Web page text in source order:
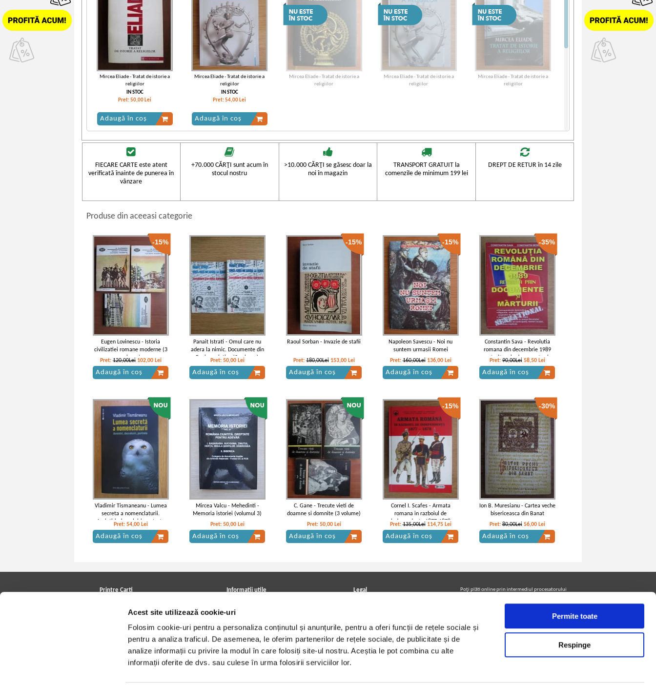
Acest site utilizează cookie-uri
Folosim cookie-uri pentru a personaliza conținutul și anunțurile, pentru a oferi funcții de rețele sociale și
pentru a analiza traficul. De asemenea, le oferim partenerilor de rețele sociale, de publicitate și de
analize informații cu privire la modul în care folosiți site-ul nostru. Aceștia le pot combina cu alte
informații oferite de dvs. sau culese în urma folosirii serviciilor lor.
Permite toate
Respinge
Mircea Eliade - Tratat de istorie a
religiilor
IN STOC
Pret:50,00 Lei
Adaugă în coș
Mircea Eliade - Tratat de istorie a
religiilor
IN STOC
Pret:54,00 Lei
Adaugă în coș
Mircea Eliade - Tratat de istorie a
religiilor
Mircea Eliade - Tratat de istorie a
religiilor
Mircea Eliade - Tratat de istorie a
religiilor
Mircea Eliade - Tratat de istorie a
religiilor
Mircea Eliade - Tratat de istorie a
FIECARE CARTE este atent
verificată înainte de punerea în
vânzare
+70.000 CĂRŢI sunt acum în
stocul nostru
>10.000 CĂRŢI se găsesc doar la
noi în magazin
TRANSPORT GRATUIT la
comenzile de minimum 199 lei
DREPT DE RETUR în 14 zile
Produse din aceeasi categorie
-15%
Eugen Lovinescu - Istoria
civilizatiei romane moderne (3
volume)
Pret: 120,00Lei 102,00 Lei
Adaugă în coș
Panait Istrati - Omul care nu
adera la nimic. Documente din
Rusia sovietica (2 volume)
Pret: 50,00 Lei
Adaugă în coș
-15%
Raoul Sorban - Invazie de stafii
Pret:180,00Lei 153,00 Lei
Adaugă în coș
-15%
Napoleon Savescu - Noi nu
suntem urmasii Romei
Pret:160,00Lei 136,00 Lei
Adaugă în coș
-35%
Constantin Sava - Revolutia
romana din decembrie 1989
retraita prin documente si
marturii
Pret:90,00Lei 58,50 Lei
Adaugă în coș
Vladimir Tismaneanu - Lumea
secreta a nomenclaturii.
Amintiri, dezvaluiri, portrete
Pret: 54,00 Lei
Adaugă în coș
Mircea Valcu - Mehedinti -
Memoria istoriei (volumul 3)
Pret: 50,00 Lei
Adaugă în coș
C. Gane - Trecute vieti de
doamne si domnite (3 volume)
Pret: 50,00 Lei
Adaugă în coș
-15%
Cornel I. Scafes - Armata
romana in razboiul de
independenta 1877-1878
Pret:135,00Lei 114,75 Lei
Adaugă în coș
-30%
Ion B. Muresianu - Cartea veche
bisericeasca din Banat
Pret:80,00Lei 56,00 Lei
Adaugă în coș
Printre Carti
Cele mai căutate cărți
Blog Printre Carti
Cărţi sub 5 lei
Cărţi sub 8 lei
Artiști/Trupe
Informatii utile
Achizitii viniluri, casete, CD/DVD
Cum cumpar?
Politica de livrare
Retur comenzi
Angajari - Cariere
Legal
Termeni si conditii
Utilizare cookie-uri
Poţi plăti online prin intermediul procesatorului
Urmăreşte-ne pe facebook pentru a fi la curent cu